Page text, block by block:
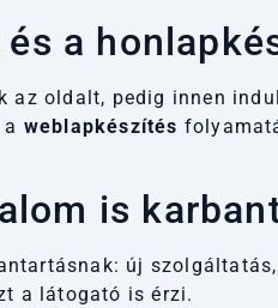
a
az oldalt, pedig innen
weblapkészítés
is
új
a látogató is érzi.